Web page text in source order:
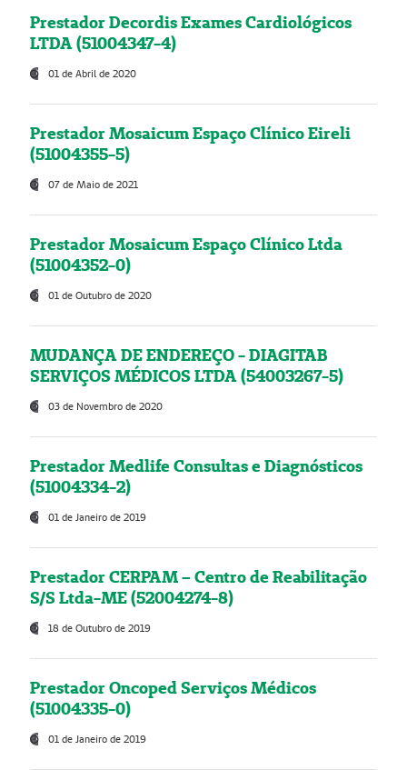
Prestador Decordis Exames Cardiológicos
LTDA (51004347-4)
01 de Abril de 2020
Prestador Mosaicum Espaço Clínico Eireli
(51004355-5)
07 de Maio de 2021
Prestador Mosaicum Espaço Clínico Ltda
(51004352-0)
01 de Outubro de 2020
MUDANÇA DE ENDEREÇO - DIAGITAB
SERVIÇOS MÉDICOS LTDA (54003267-5)
03 de Novembro de 2020
Prestador Medlife Consultas e Diagnósticos
(51004334-2)
01 de Janeiro de 2019
Prestador CERPAM – Centro de Reabilitação
S/S Ltda-ME (52004274-8)
18 de Outubro de 2019
Prestador Oncoped Serviços Médicos
(51004335-0)
01 de Janeiro de 2019